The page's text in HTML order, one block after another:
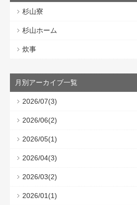
杉山寮
杉山ホーム
炊事
月別アーカイブ一覧
2026/07(3)
2026/06(2)
2026/05(1)
2026/04(3)
2026/03(2)
2026/01(1)